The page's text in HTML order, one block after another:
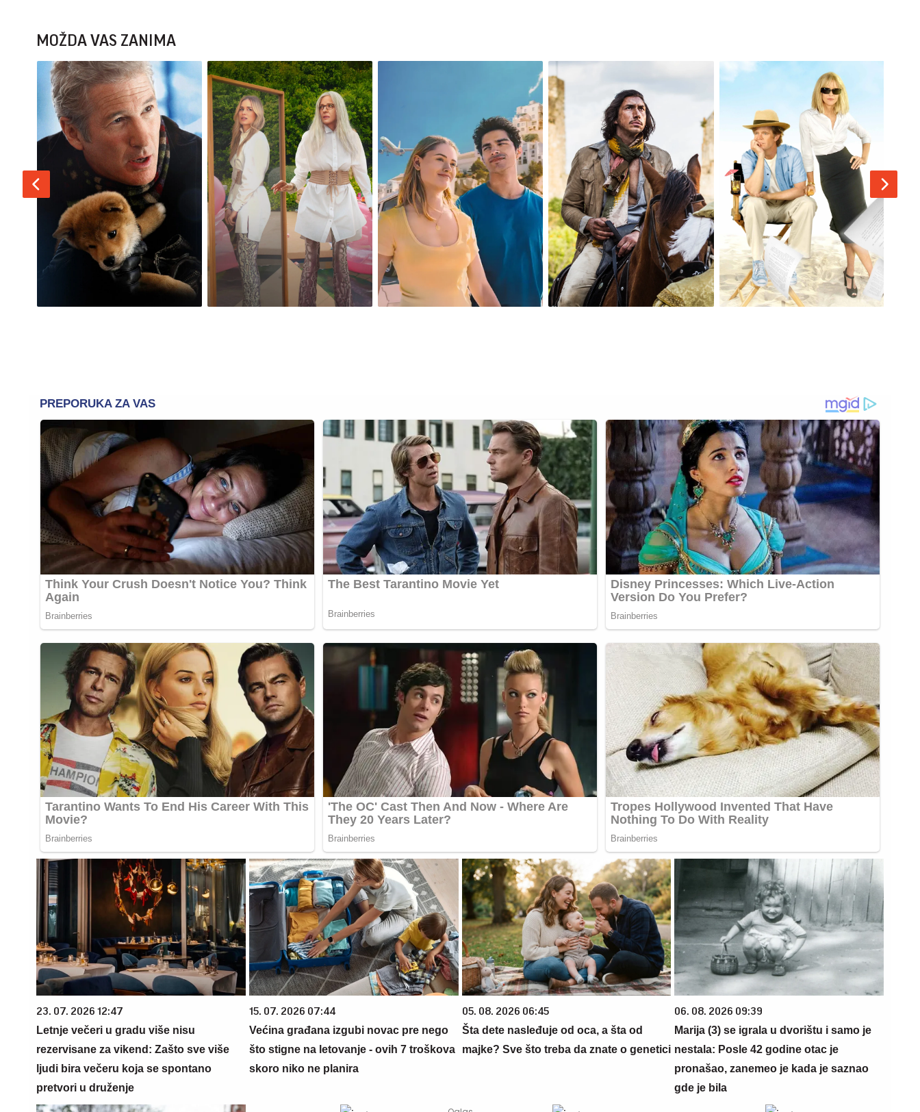
MOŽDA VAS ZANIMA
23. 07. 2026 12:47
Letnje večeri u gradu više nisu
rezervisane za vikend: Zašto sve više
ljudi bira večeru koja se spontano
pretvori u druženje
15. 07. 2026 07:44
Većina građana izgubi novac pre nego
što stigne na letovanje - ovih 7 troškova
skoro niko ne planira
05. 08. 2026 06:45
Šta dete nasleđuje od oca, a šta od
majke? Sve što treba da znate o genetici
06. 08. 2026 09:39
Marija (3) se igrala u dvorištu i samo je
nestala: Posle 42 godine otac je
pronašao, zanemeo je kada je saznao
gde je bila